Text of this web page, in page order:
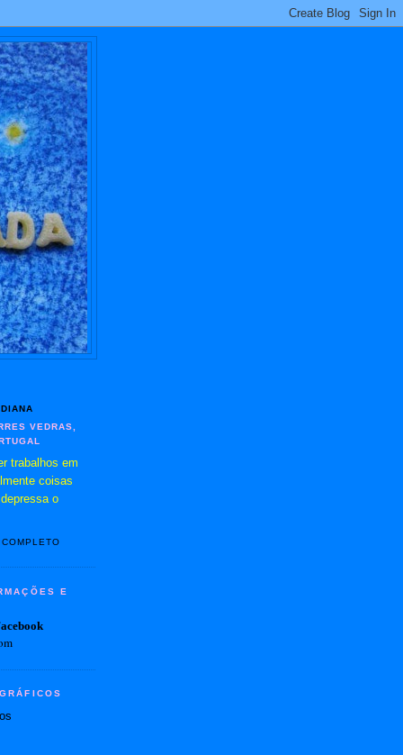
DIANA
VEDRAS,
trabalhos em
coisas
o
E